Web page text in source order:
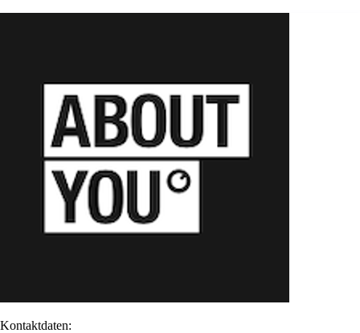
Kontaktdaten: